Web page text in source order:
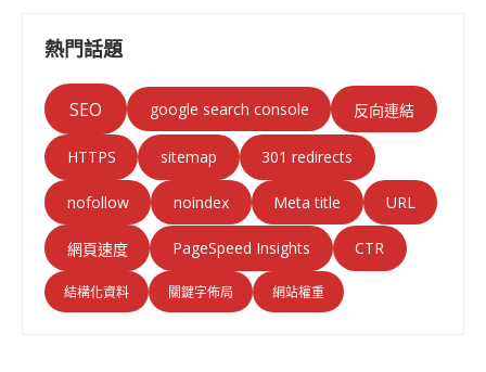
熱門話題
SEO google search console 反向連結
HTTPS sitemap 301 redirects
nofollow noindex Meta title URL
網頁速度 PageSpeed Insights CTR
結構化資料 關鍵字佈局 網站權重